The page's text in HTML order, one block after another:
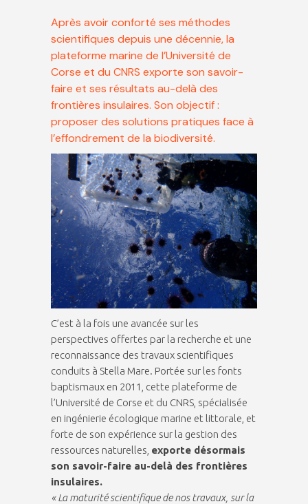
Après avoir conforté ses méthodes
scientifiques depuis une décennie, la
plateforme marine de l’Université de
Corse et du CNRS exporte son savoir-
faire et ses résultats au-delà des
frontières insulaires. Son objectif :
proposer des solutions pratiques face à
l’effondrement de la biodiversité.
C’est à la fois une avancée sur les
perspectives offertes par la recherche et une
reconnaissance des travaux scientifiques
conduits à Stella Mare. Portée sur les fonts
baptismaux en 2011, cette plateforme de
l’Université de Corse et du CNRS, spécialisée
en ingénierie écologique marine et littorale, et
forte de son expérience sur la gestion des
ressources naturelles, exporte désormais
son savoir-faire au-delà des frontières
insulaires.
« La maturité scientifique de nos travaux, sur la